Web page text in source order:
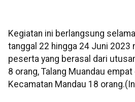
Kegiatan ini berlangsung
tanggal 22 hingga 24 Juni 2023
peserta yang berasal dari
8 orang, Talang Muandau empat
Kecamatan Mandau 18